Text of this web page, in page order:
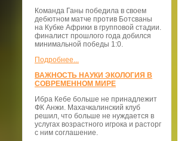
Команда Ганы победила в своем
дебютном матче против Ботсваны
на Кубке Африки в групповой стадии.
финалист прошлого года добился
минимальной победы 1:0.
Подробнее...
ВАЖНОСТЬ НАУКИ ЭКОЛОГИЯ В
СОВРЕМЕННОМ МИРЕ
Ибра Кебе больше не принадлежит
ФК Анжи. Махачкалинский клуб
решил, что больше не нуждается в
услугах возрастного игрока и расторг
с ним соглашение.